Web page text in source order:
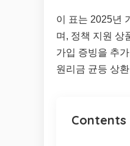
이 표는 2025년
며, 정책 지원 상
가입 증빙을 추
원리금 균등 상
Contents